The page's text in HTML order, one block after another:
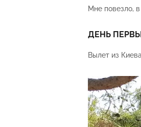
Мне повезло,
ДЕНЬ
Вылет из